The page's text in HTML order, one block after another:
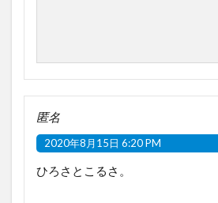
匿名
2020年8月15日 6:20 PM
ひろさとこるさ。